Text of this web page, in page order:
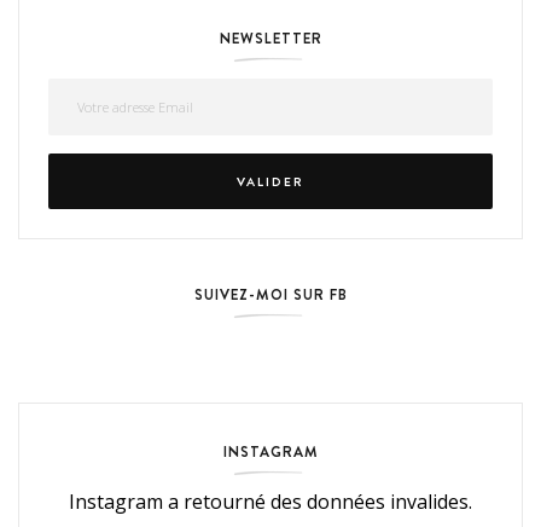
NEWSLETTER
SUIVEZ-MOI SUR FB
INSTAGRAM
Instagram a retourné des données invalides.